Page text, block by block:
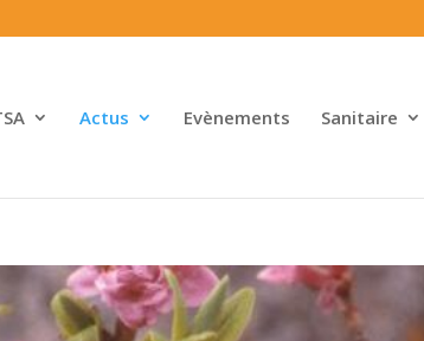
Actus Evènements Sanitaire